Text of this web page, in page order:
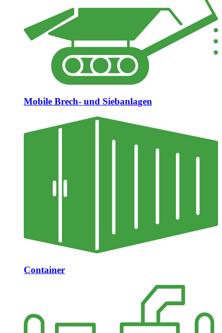
Mobile Brech- und Siebanlagen
Container